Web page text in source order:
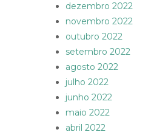
dezembro 2022
novembro 2022
outubro 2022
setembro 2022
agosto 2022
julho 2022
junho 2022
maio 2022
abril 2022